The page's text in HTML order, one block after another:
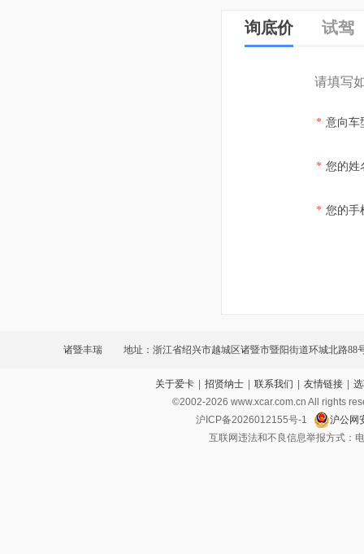
询底价 试驾
请填写
* 意向车
* 您的姓
* 您的手
诸暨丰瑞 地址：浙江省绍兴市越城区诸暨市暨阳街道环城北路88
关于爱卡 | 招贤纳士 | 联系我们 | 友情链接 |
©2002-2026 www.xcar.com.cn All rights
沪ICP备2026012155号-1
沪公网
互联网违法和不良信息举报方式：